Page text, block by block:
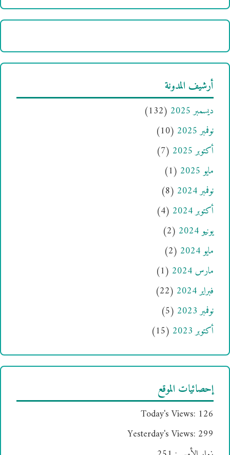
أرشيف المدونة
ديسمبر 2025
(132)
نوفمبر 2025
(10)
أكتوبر 2025
(7)
مايو 2025
(1)
نوفمبر 2024
(8)
أكتوبر 2024
(4)
يونيو 2024
(2)
مايو 2024
(2)
مارس 2024
(1)
فبراير 2024
(22)
نوفمبر 2023
(5)
أكتوبر 2023
(15)
إحصائيات الموقع
Today's Views: 126
Yesterday's Views: 299